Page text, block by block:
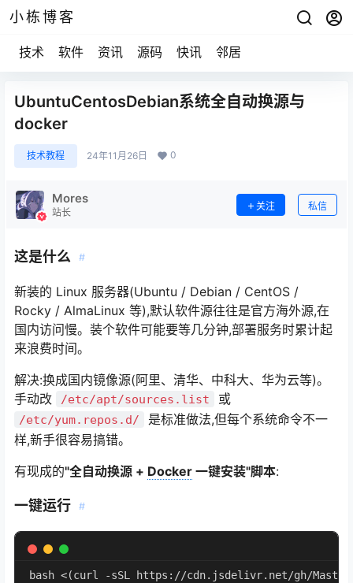
小栋博客
技术 软件 资讯 源码 快讯 邻居
UbuntuCentosDebian系统全自动换源与
docker
技术教程 24年11月26日 0
Mores
站长
关注 私信
这是什么 #
新装的 Linux 服务器(Ubuntu / Debian / CentOS /
Rocky / AlmaLinux 等),默认软件源往往是官方海外源,在
国内访问慢。装个软件可能要等几分钟,部署服务时累计起
来浪费时间。
解决:换成国内镜像源(阿里、清华、中科大、华为云等)。
手动改
/etc/apt/sources.list 或
/etc/yum.repos.d/
是标准做法,但每个系统命令不一
样,新手很容易搞错。
有现成的"全自动换源 + Docker 一键安装"脚本:
一键运行 #
bash <(curl -sSL https://cdn.jsdelivr.net/gh/